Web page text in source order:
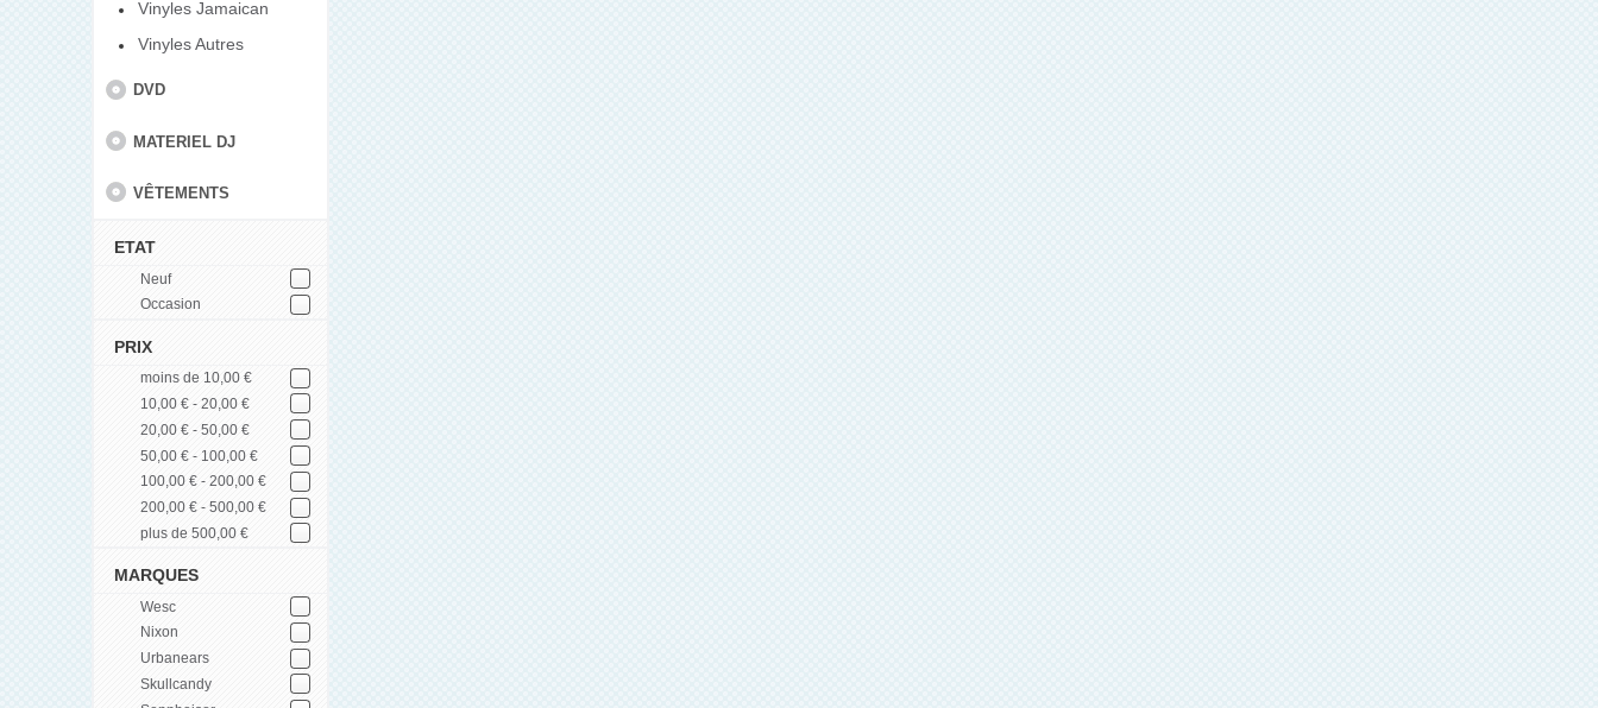
Vinyles Jamaican
Vinyles Autres
DVD
MATERIEL DJ
VÊTEMENTS
ETAT
Neuf
Occasion
PRIX
moins de 10,00 €
10,00 € - 20,00 €
20,00 € - 50,00 €
50,00 € - 100,00 €
100,00 € - 200,00 €
200,00 € - 500,00 €
plus de 500,00 €
MARQUES
Wesc
Nixon
Urbanears
Skullcandy